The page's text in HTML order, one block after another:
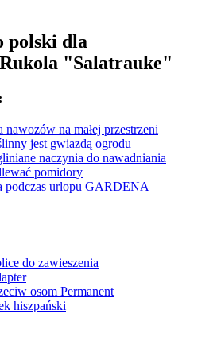
polski dla
"Salatrauke"
na małej przestrzeni
jest gwiazdą ogrodu
naczynia do nawadniania
pomidory
podczas urlopu GARDENA
do zawieszenia
osom Permanent
hiszpański